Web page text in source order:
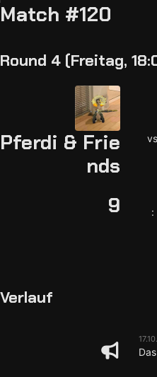
Match #120
Round 4 (Freitag,
Pferdi & Frie
nds
vs
9
:
Verlauf